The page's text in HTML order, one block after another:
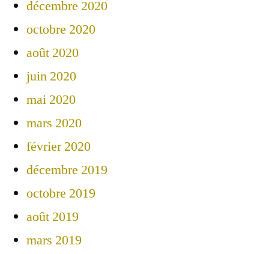
décembre 2020
octobre 2020
août 2020
juin 2020
mai 2020
mars 2020
février 2020
décembre 2019
octobre 2019
août 2019
mars 2019